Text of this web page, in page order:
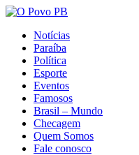
Notícias
Paraíba
Política
Esporte
Eventos
Famosos
Brasil – Mundo
Checagem
Quem Somos
Fale conosco